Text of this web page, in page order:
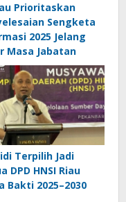
Prioritaskan
Sengketa
2025 Jelang
Masa Jabatan
Terpilih Jadi
DPD HNSI Riau
Bakti 2025–2030